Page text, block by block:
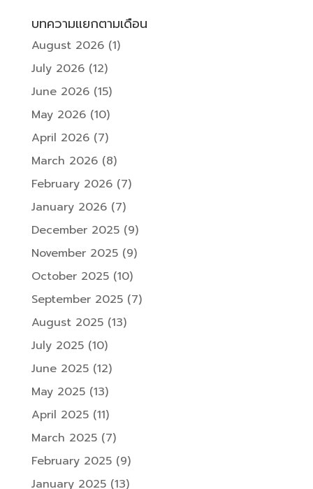
บทความแยกตามเดือน
August 2026(1)
July 2026(12)
June 2026(15)
May 2026(10)
April 2026(7)
March 2026(8)
February 2026(7)
January 2026(7)
December 2025(9)
November 2025(9)
October 2025(10)
September 2025(7)
August 2025(13)
July 2025(10)
June 2025(12)
May 2025(13)
April 2025(11)
March 2025(7)
February 2025(9)
January 2025(13)